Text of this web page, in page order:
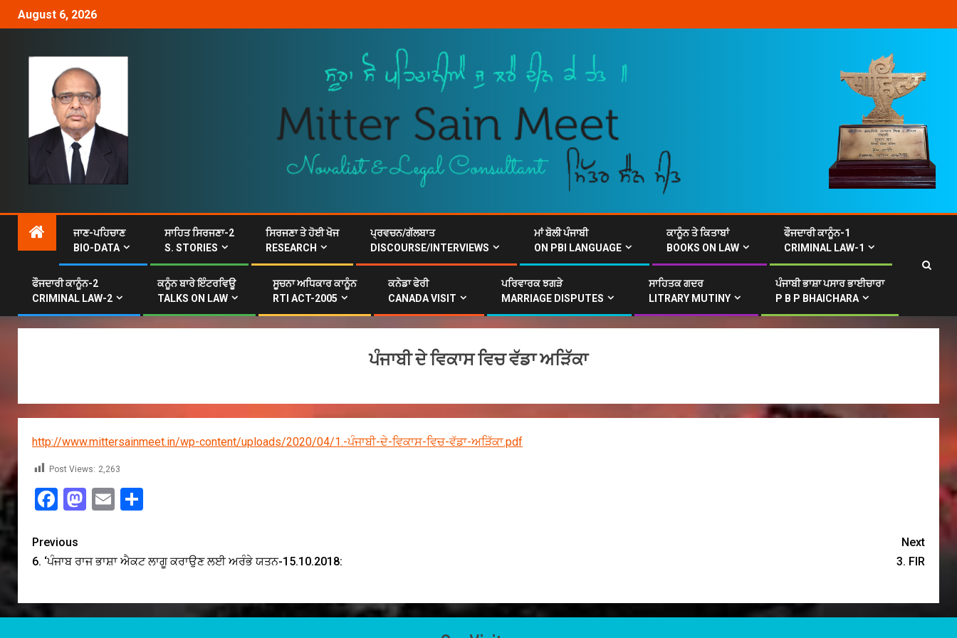
August 6, 2026
ਜਾਣ-ਪਹਿਚਾਣ
BIO-DATA
ਸਾਹਿਤ ਸਿਰਜਣਾ-2
S. STORIES
ਸਿਰਜਣਾ ਤੇ ਹੋਈ ਖੋਜ
RESEARCH
ਪ੍ਰਵਚਨ/ਗੱਲਬਾਤ
DISCOURSE/INTERVIEWS
ਮਾਂ ਬੋਲੀ ਪੰਜਾਬੀ
ON PBI LANGUAGE
ਕਾਨੂੰਨ ਤੇ ਕਿਤਾਬਾਂ
BOOKS ON LAW
ਫੌਜਦਾਰੀ ਕਾਨੂੰਨ-1
CRIMINAL LAW-1
ਫੌਜਦਾਰੀ ਕਾਨੂੰਨ-2
CRIMINAL LAW-2
ਕਨੂੰਨ ਬਾਰੇ ਇੰਟਰਵਿਊ
TALKS ON LAW
ਸੂਚਨਾ ਅਧਿਕਾਰ ਕਾਨੂੰਨ
RTI ACT-2005
ਕਨੇਡਾ ਫੇਰੀ
CANADA VISIT
ਪਰਿਵਾਰਕ ਝਗੜੇ
MARRIAGE DISPUTES
ਸਾਹਿਤਕ ਗਦਰ
LITRARY MUTINY
ਪੰਜਾਬੀ ਭਾਸ਼ਾ ਪਸਾਰ ਭਾਈਚਾਰਾ
P B P BHAICHARA
ਪੰਜਾਬੀ ਦੇ ਵਿਕਾਸ ਵਿਚ ਵੱਡਾ ਅੜਿੱਕਾ
http://www.mittersainmeet.in/wp-content/uploads/2020/04/1.-ਪੰਜਾਬੀ-ਦੇ-ਵਿਕਾਸ-ਵਿਚ-ਵੱਡਾ-ਅੜਿੱਕਾ.pdf
Post Views: 2,263
Facebook
Mastodon
Email
Previous
6. ‘ਪੰਜਾਬ ਰਾਜ ਭਾਸ਼ਾ ਐਕਟ ਲਾਗੂ ਕਰਾਉਣ ਲਈ ਅਰੰਭੇ ਯਤਨ-15.10.2018:
Next
3. FIR